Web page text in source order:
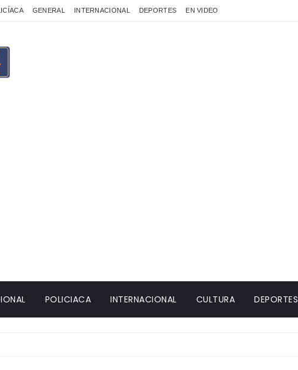
GENERAL INTERNACIONAL DEPORTES EN VIDEO
POLICIACA INTERNACIONAL CULTURA DEPORTES